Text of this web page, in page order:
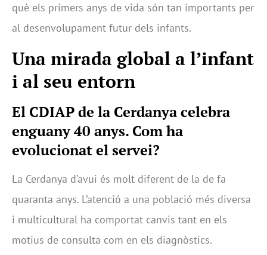
què els primers anys de vida són tan importants per
al desenvolupament futur dels infants.
Una mirada global a l’infant
i al seu entorn
El CDIAP de la Cerdanya celebra
enguany 40 anys. Com ha
evolucionat el servei?
La Cerdanya d’avui és molt diferent de la de fa
quaranta anys. L’atenció a una població més diversa
i multicultural ha comportat canvis tant en els
motius de consulta com en els diagnòstics.